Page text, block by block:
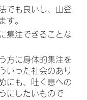
でも良いし、山登
す。
集注できることな
方に身体的集注を
いった社会のあり
にも、吐く息への
にしたいもので